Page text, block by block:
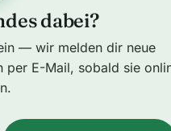
dabei?
— wir melden dir neue
per E-Mail, sobald sie